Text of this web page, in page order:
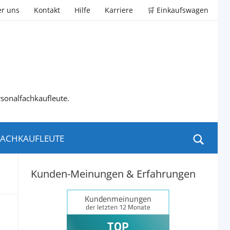
uns Kontakt Hilfe Karriere 🛒 Einkaufswagen
Kunden-Meinungen & Erfahrungen